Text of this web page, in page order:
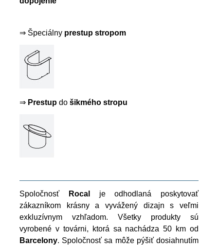
⇒ Špeciálny prestup stropom
⇒ Prestup do šikmého stropu
Spoločnosť Rocal
je odhodlaná poskytovať
zákazníkom krásny a vyvážený dizajn s veľmi
exkluzívnym vzhľadom. Všetky produkty sú
vyrobené v továrni, ktorá sa nachádza 50 km od
Barcelony. Spoločnosť sa môže pýšiť dosiahnutím